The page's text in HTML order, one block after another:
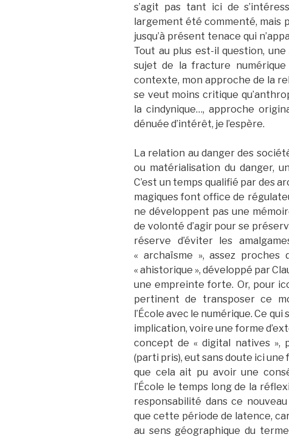
s’agit pas tant ici de
largement été commenté, mais
jusqu’à présent tenace qui
Tout au plus est-il question, une
sujet de la fracture numérique
contexte, mon approche de la
se veut moins critique
la cindynique…, approche
dénuée d’intérêt, je l’espère.
La relation au danger des
ou matérialisation du danger,
C’est un temps qualifié par des
magiques font office de
ne développent pas une
de volonté d’agir pour se
réserve d’éviter les
« archaïsme », assez
« ahistorique », développé par
une empreinte forte. Or, pour
pertinent de transposer ce
l’École avec le numérique. Ce qui
implication, voire une forme
concept de « digital natives »,
(parti pris), eut sans doute ici une
que cela ait pu avoir une
l’École le temps long de la
responsabilité dans ce
que cette période de latence,
au sens géographique du